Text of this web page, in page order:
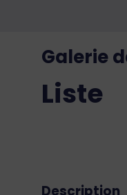
Galerie
Liste